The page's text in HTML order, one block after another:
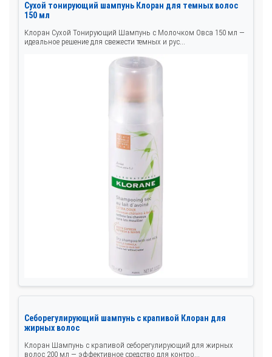
Сухой тонирующий шампунь Клоран для темных волос
150 мл
Клоран Сухой Тонирующий Шампунь с Молочком Овса 150 мл —
идеальное решение для свежести темных и рус...
Себорегулирующий шампунь с крапивой Клоран для
жирных волос
Клоран Шампунь с крапивой себорегулирующий для жирных
волос 200 мл — эффективное средство для контро...